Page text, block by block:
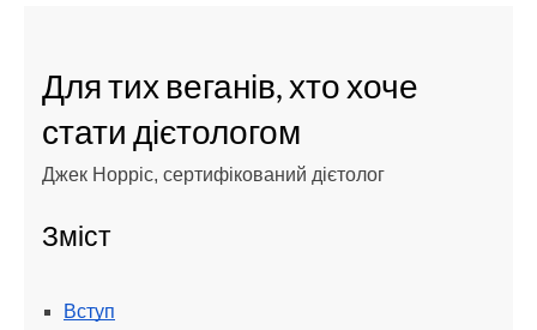
Для тих веганів, хто хоче
стати дієтологом
Джек Норріс, сертифікований дієтолог
Зміст
Вступ